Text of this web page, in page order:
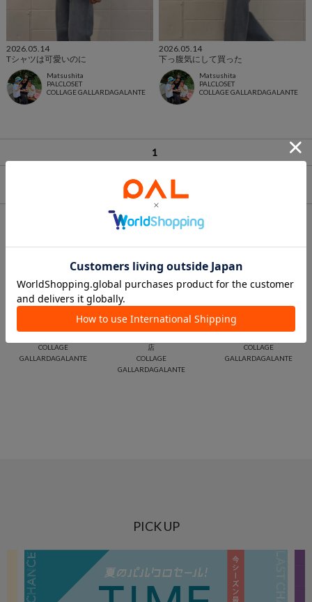
2026.05.14
Tシャツは可愛いのに
Matsushita
PALCLOSET
COLLAGE GALLARDAGALANTE
2026.05.14
下っ腹気にして買った
Matsushita
PALCLOSET
COLLAGE GALLARDAGALANTE
1
ランキング
COLLAGE
GALLARDAGALANTE
2
FUKASE
店
COLLAGE
GALLARDAGALANTE
COLLAGE
GALLARDAGALANTE
PICK UP